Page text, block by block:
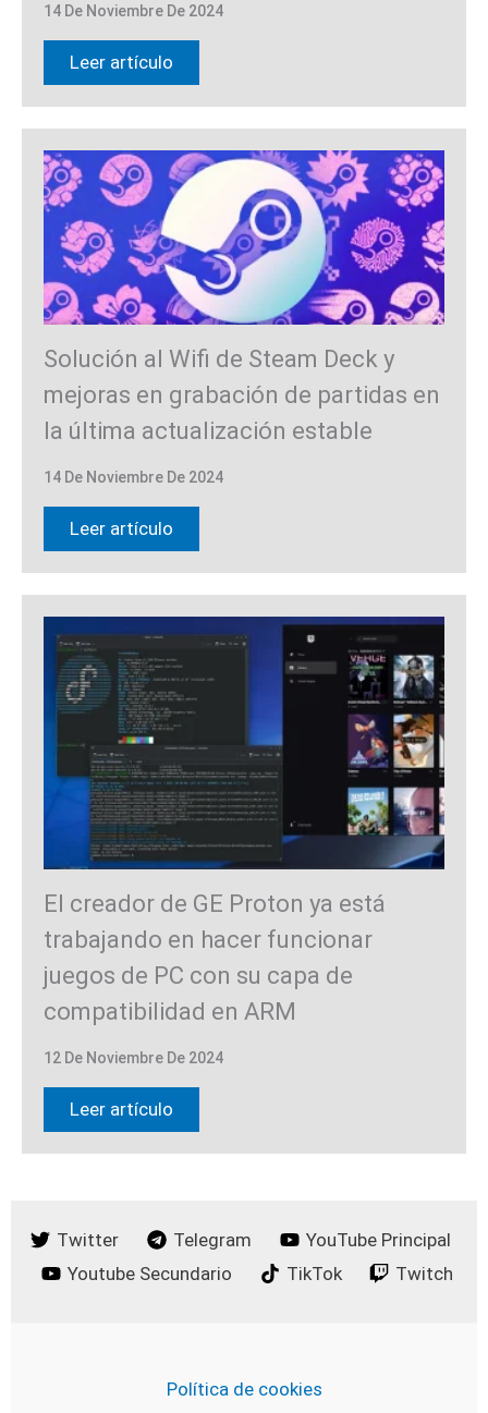
14 De Noviembre De 2024
Leer artículo
Solución al Wifi de Steam Deck y
mejoras en grabación de partidas en
la última actualización estable
14 De Noviembre De 2024
Leer artículo
El creador de GE Proton ya está
trabajando en hacer funcionar
juegos de PC con su capa de
compatibilidad en ARM
12 De Noviembre De 2024
Leer artículo
Twitter Telegram
YouTube Principal
Youtube Secundario
TikTok Twitch
Política de cookies